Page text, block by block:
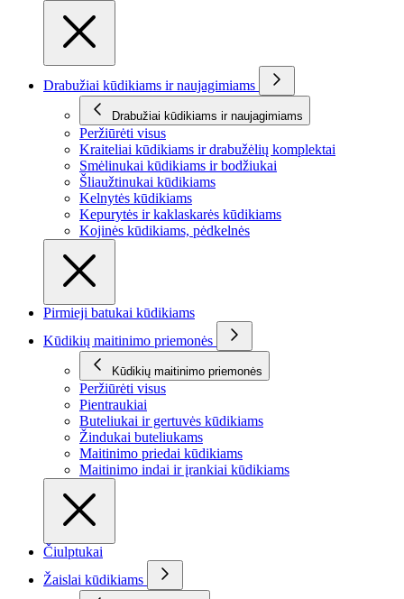
Drabužiai kūdikiams ir naujagimiams
Drabužiai kūdikiams ir naujagimiams
Peržiūrėti visus
Kraiteliai kūdikiams ir drabužėlių komplektai
Smėlinukai kūdikiams ir bodžiukai
Šliaužtinukai kūdikiams
Kelnytės kūdikiams
Kepurytės ir kaklaskarės kūdikiams
Kojinės kūdikiams, pėdkelnės
Pirmieji batukai kūdikiams
Kūdikių maitinimo priemonės
Kūdikių maitinimo priemonės
Peržiūrėti visus
Pientraukiai
Buteliukai ir gertuvės kūdikiams
Žindukai buteliukams
Maitinimo priedai kūdikiams
Maitinimo indai ir įrankiai kūdikiams
Čiulptukai
Žaislai kūdikiams